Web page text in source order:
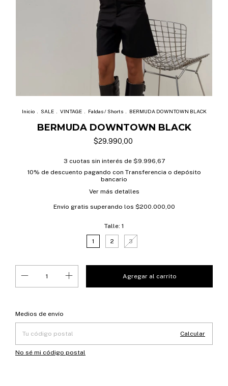
Inicio SALE VINTAGE Faldas / Shorts BERMUDA DOWNTOWN BLACK
BERMUDA DOWNTOWN BLACK
$29.990,00
3 cuotas sin interés de $9.996,67
10% de descuento pagando con Transferencia o depósito
bancario
Ver más detalles
Envío gratis superando los $200.000,00
Talle: 1
1 2 3
Entregas para el CP:
Medios de envío
Calcular
No sé mi código postal